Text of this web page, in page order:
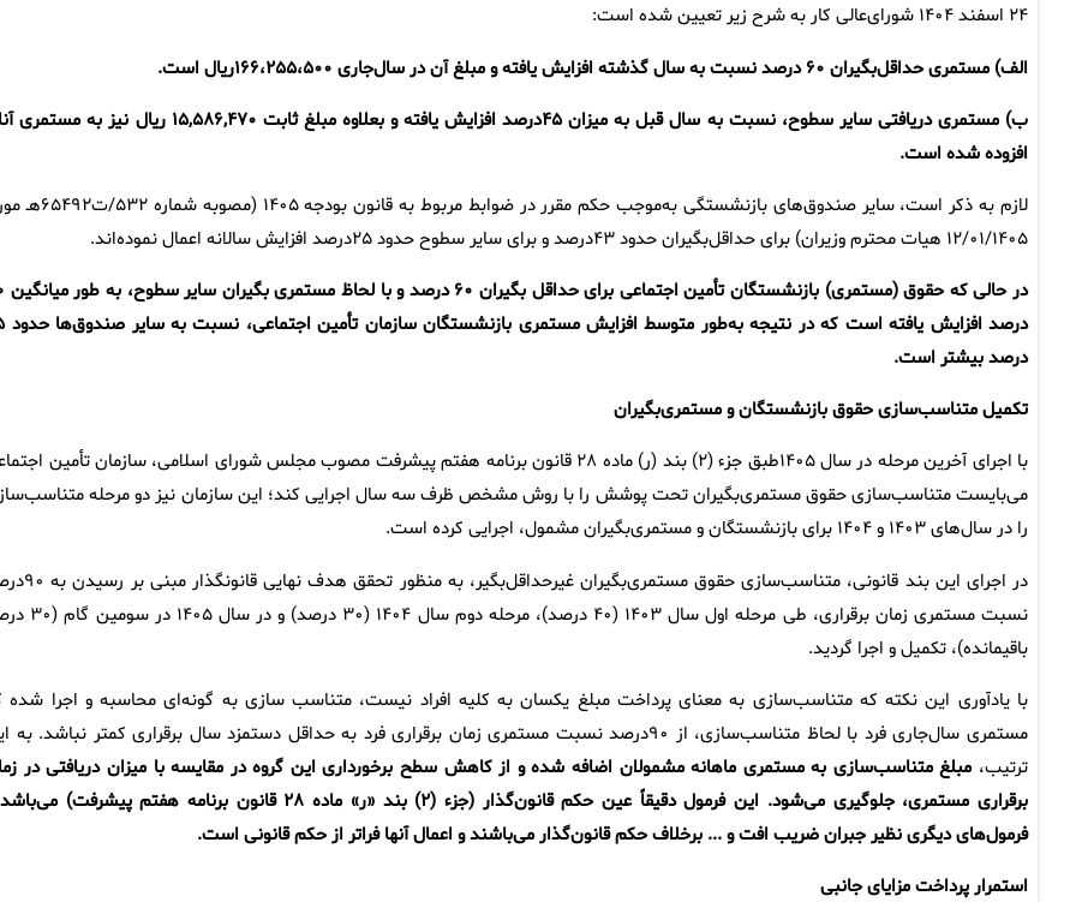
۲۴ اسفند ۱۴۰۴ شورای‌عالی کار به شرح زیر تعیین شده است:
الف) مستمری حداقل‌بگیران ۶۰ درصد نسبت به سال گذشته افزایش یافته و مبلغ آن در سال‌جاری ۱۶۶،۲۵۵،۵۰۰ریال است.
ب) مستمری دریافتی سایر سطوح، نسبت به سال قبل به میزان ۴۵درصد افزایش یافته و بعلاوه مبلغ ثابت ۱۵,۵۸۶,۴۷۰ ریال نیز
افزوده شده است.
لازم به ذکر است، سایر صندوق‌های بازنشستگی به‌موجب حکم مقرر در ضوابط مربوط به
۱۲‌/۰۱‌/۱۴۰۵ هیات محترم وزیران) برای حداقل‌بگیران حدود ۴۳درصد و برای سایر سطوح حدود ۲۵درصد افزایش سالانه اعمال نموده‌اند.
در حالی که حقوق
درصد افزایش یافته
درصد بیشتر است.
تکمیل متناسب‌سازی حقوق بازنشستگان و مستمری‌بگیران
با اجرای آخرین مرحله در سال ۱۴۰۵طبق جزء (۲) بند (ر) ماده ۲۸ قانون برنامه هفتم پیشرفت مصوب مجلس شورای اسلامی، سازمان تأمین
می‌بایست متناسب‌سازی حقوق مستمری‌بگیران تحت پوشش را با روش مشخص ظرف سه سال اجرایی کند؛ این سازمان نیز دو مرحله
را در سال‌های ۱۴۰۳ و ۱۴۰۴ برای بازنشستگان و مستمری‌بگیران مشمول، اجرایی کرده است.
در اجرای این بند قانونی، متناسب‌سازی حقوق مستمری‌بگیران
نسبت مستمری زمان برقراری، طی مرحله اول سال ۱۴۰۳ (۴۰ درصد)،
باقیمانده)، تکمیل و اجرا گردید.
با یادآوری این نکته که متناسب‌سازی به معنای پرداخت مبلغ یکسان به کلیه افراد نیست، متناسب سازی به‌ گونه‌ای محاسبه و اجرا شده
مستمری سال‌جاری فرد با لحاظ متناسب‌سازی، از ۹۰درصد نسبت مستمری زمان برقراری فرد به حداقل دستمزد سال برقراری کمتر نباشد. به
ترتیب، مبلغ متناسب‌سازی به مستمری ماهانه مشمولان اضافه شده و از کاهش سطح برخورداری این گروه در مقایسه با میزان دریافتی در
برقراری مستمری، جلوگیری می‌شود. این فرمول دقیقاً عین حکم قانون‌گذار (جزء (۲) بند «ر» ماده ۲۸ قانون برنامه هفتم پیشرفت)
فرمول‌های دیگری نظیر جبران ضریب افت و ... برخلاف حکم قانون‌گذار می‌‎باشند و اعمال آنها فراتر از حکم قانونی است.
استمرار پرداخت مزایای جانبی